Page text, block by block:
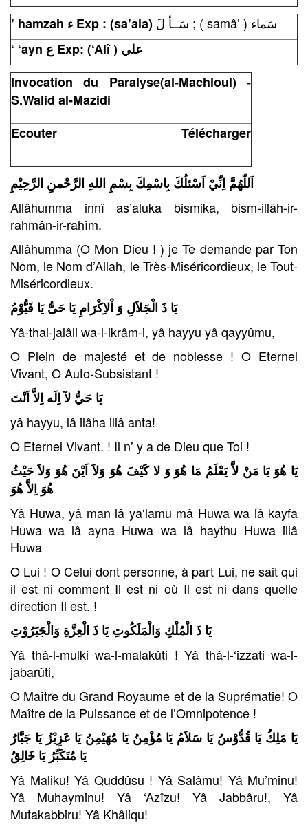
’ hamzah ء Exp : (sa’ala)
سَــأ لَ ; ( samâ’ ) سَماء
‘ ‘ayn ع Exp: (‘
Alî ) علي
Invocation du Paralyse(al-Machloul) -
S.Walid al-Mazidi
Ecouter
Télécharger
اَللّهُمَّ اِنِّيْ اَسْئلُكَ بِاسْمِكَ بِسْمِ اللهِ الرَّحْمنِ الرَّحِيْمِ
Allâhumma innî as’aluka bismika, bism-illâh-ir-
rahmân-ir-rahîm.
Allâhumma (O Mon Dieu ! ) je Te demande par Ton
Nom, le Nom d’Allah, le Très-Miséricordieux, le Tout-
Miséricordieux.
يَا ذَ الْجَلاَلِ وَ اْلاِكْرَامِ يَا حَىُّ يَا قَيُّوْمُ
Yâ-thal-jalâli wa-l-ikrâm-i, yâ hayyu yâ qayyûmu,
O Plein de majesté et de noblesse ! O Eternel
Vivant, O Auto-Subsistant !
يَا حَيُّ لآ اِلَه اِلاَّ اَنْتَ
yâ hayyu, lâ ilâha illâ anta!
O Eternel Vivant. ! Il n’ y a de Dieu que Toi !
يَا هُوَ يَا مَنْ لاَّ يَعْلَمُ مَا هُوَ وَ لا كَيْفَ هُوَ وَلاَ اَيْنَ هُوَ وَلاَ حَيْثُ
هُوَ اِلاَّ هُوَ
Yâ Huwa, yâ man lâ ya‘lamu mâ Huwa wa lâ kayfa
Huwa wa lâ ayna Huwa wa lâ haythu Huwa illâ
Huwa
O Lui ! O Celui dont personne, à part Lui, ne sait qui
il est ni comment Il est ni où Il est ni dans quelle
direction Il est. !
يَا ذَ الْمُلْكِ وَالْمَلَكُوتِ يَا ذَ الْعِزَّةِ وَالْجَبَرُوْتِ
Yâ thâ-l-mulki wa-l-malakûti ! Yâ thâ-l-‘izzati wa-l-
jabarûti,
O Maître du Grand Royaume et de la Suprématie! O
Maître de la Puissance et de l’Omnipotence !
يَا مَلِكُ يَا قُدُّوْسُ يَا سَلاَمُ يَا مُؤْمِنُ يَا مُهَيْمِنُ يَا عَزِيْزُ يَا جَبَّارُ
يَا مُتَكَبِّرُ يَا خَالِقُ
Yâ Maliku! Yâ Quddûsu ! Yâ Salâmu! Yâ Mu’minu!
Yâ Muhayminu! Yâ ‘Azîzu! Yâ Jabbâru!, Yâ
Mutakabbiru! Yâ Khâliqu!